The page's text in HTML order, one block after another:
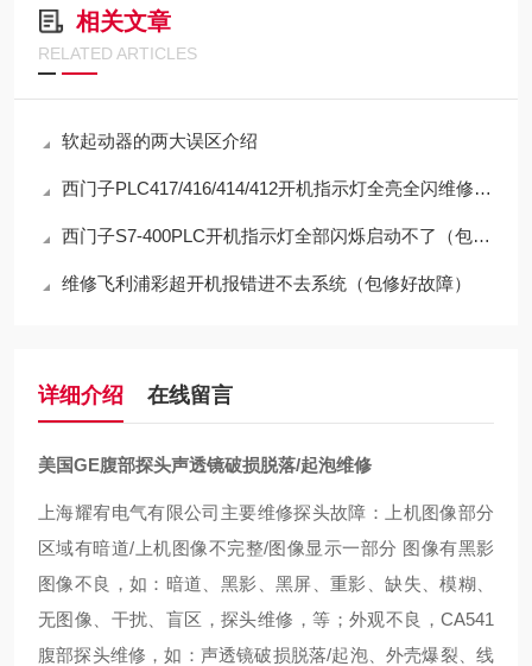
相关文章
RELATED ARTICLES
软起动器的两大误区介绍
西门子PLC417/416/414/412开机指示灯全亮全闪维修方法
西门子S7-400PLC开机指示灯全部闪烁启动不了（包修好）
维修飞利浦彩超开机报错进不去系统（包修好故障）
详细介绍 在线留言
美国GE腹部探头声透镜破损脱落/起泡维修
上海耀宥电气有限公司主要维修探头故障：上机图像部分
区域有暗道/上机图像不完整/图像显示一部分 图像有黑影
图像不良，如：暗道、黑影、黑屏、重影、缺失、模糊、
无图像、干扰、盲区，探头维修，等；外观不良，CA541
腹部探头维修，如：声透镜破损脱落/起泡、外壳爆裂、线